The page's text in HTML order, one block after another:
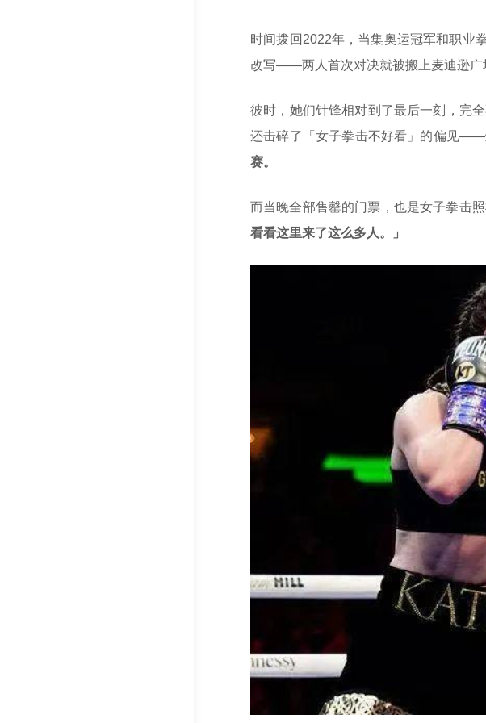
时间拨回2022年，当集奥运冠军和职业
改写——两人首次对决就被搬上麦迪逊广
彼时，她们针锋相对到了最后一刻，完
还击碎了「女子拳击不好看」的偏见——
赛。
而当晚全部售罄的门票，也是女子拳击
看看这里来了这么多人。」